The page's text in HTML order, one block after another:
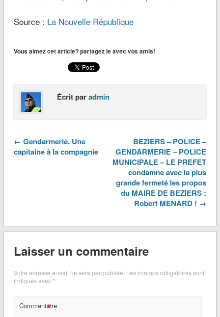
Source : La Nouvelle République
Vous aimez cet article? partagez le avec vos amis!
Écrit paradmin
← Gendarmerie. Une
capitaine à la compagnie
BEZIERS – POLICE –
GENDARMERIE – POLICE
MUNICIPALE – LE PREFET
condamne avec la plus
grande fermeté les propos
du MAIRE DE BEZIERS :
Robert MENARD ! →
Laisser un commentaire
Votre adresse e-mail ne sera pas publiée. Les champs obligatoires sont
indiqués avec*
Commentaire
*